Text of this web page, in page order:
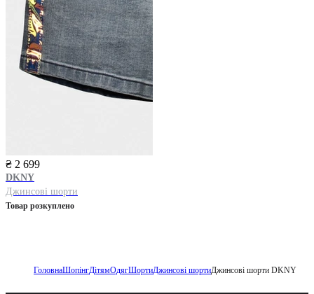
₴ 2 699
DKNY
Джинсові шорти
Товар розкуплено
ГоловнаШопінгДітямОдягШортиДжинсові шортиДжинсові шорти DKNY